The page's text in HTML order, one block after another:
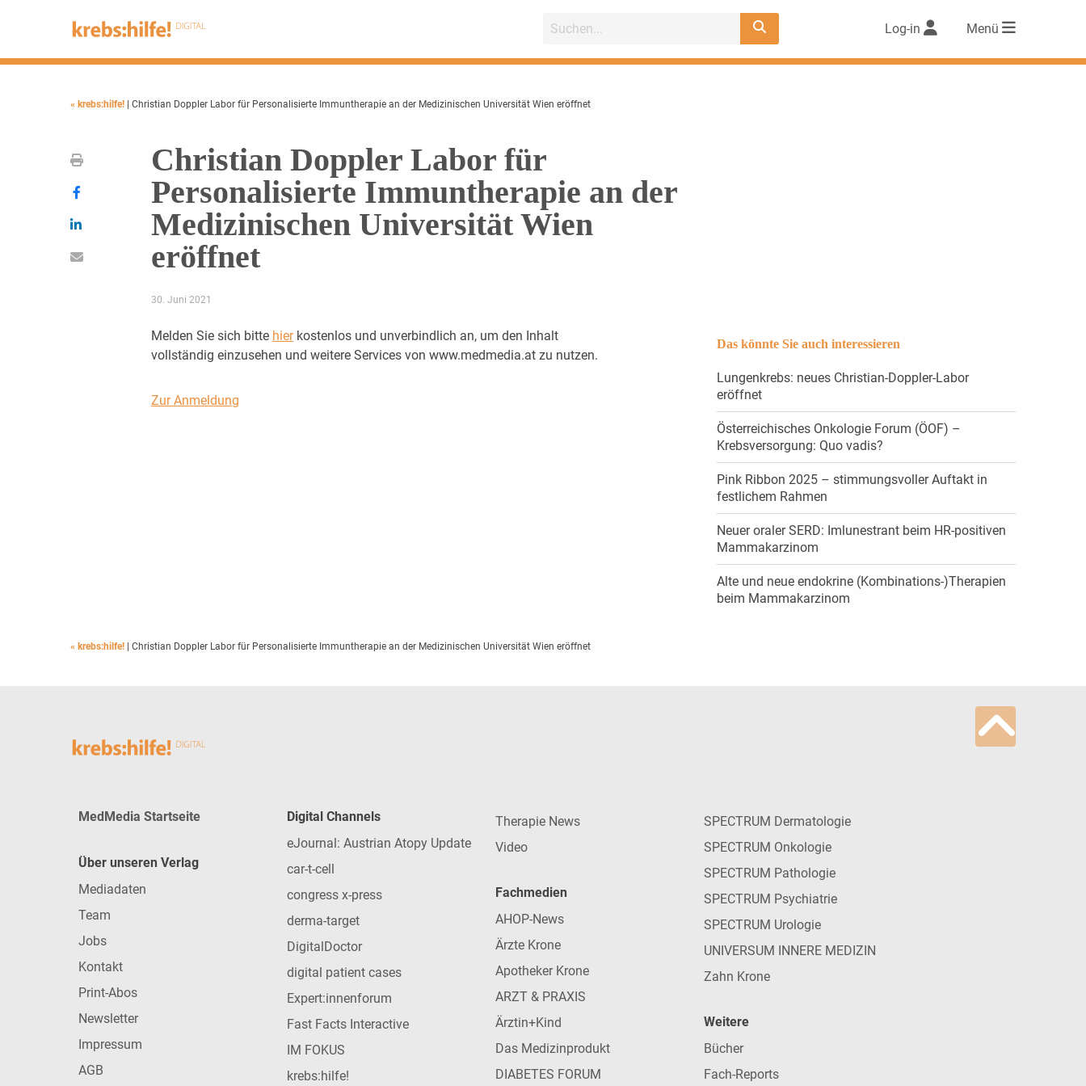
Log-in Menü
« krebs:hilfe! | Christian Doppler Labor für Personalisierte Immuntherapie an der Medizinischen Universität Wien eröffnet
Christian Doppler Labor für
Personalisierte Immuntherapie an der
Medizinischen Universität Wien
eröffnet
30. Juni 2021
Melden Sie sich bitte hierkostenlos und unverbindlich an, um den Inhalt
vollständig einzusehen und weitere Services von www.medmedia.at zu nutzen.
Zur Anmeldung
Das könnte Sie auch interessieren
Lungenkrebs: neues Christian-Doppler-Labor
eröffnet
Österreichisches Onkologie Forum (ÖOF) –
Krebsversorgung: Quo vadis?
Pink Ribbon 2025 – stimmungsvoller Auftakt in
festlichem Rahmen
Neuer oraler SERD: Imlunestrant beim HR-positiven
Mammakarzinom
Alte und neue endokrine (Kombinations-)Therapien
beim Mammakarzinom
« krebs:hilfe! | Christian Doppler Labor für Personalisierte Immuntherapie an der Medizinischen Universität Wien eröffnet
MedMedia Startseite
Über unseren Verlag
Mediadaten
Team
Jobs
Kontakt
Print-Abos
Newsletter
Impressum
AGB
Digital Channels
eJournal: Austrian Atopy Update
car-t-cell
congress x-press
derma-target
DigitalDoctor
digital patient cases
Expert:innenforum
Fast Facts Interactive
IM FOKUS
krebs:hilfe!
Therapie News
Video
Fachmedien
AHOP-News
Ärzte Krone
Apotheker Krone
ARZT & PRAXIS
Ärztin+Kind
Das Medizinprodukt
DIABETES FORUM
SPECTRUM Dermatologie
SPECTRUM Onkologie
SPECTRUM Pathologie
SPECTRUM Psychiatrie
SPECTRUM Urologie
UNIVERSUM INNERE MEDIZIN
Zahn Krone
Weitere
Bücher
Fach-Reports